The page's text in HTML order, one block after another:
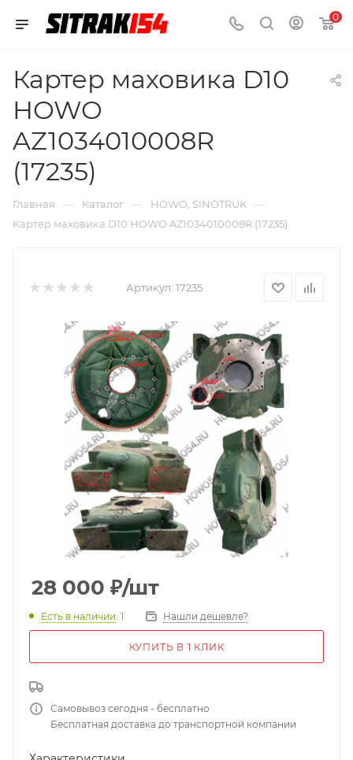
0
Картер маховика D10
HOWO
AZ1034010008R
(17235)
Главная — Каталог — HOWO, SINOTRUK —
Картер маховика D10 HOWO AZ1034010008R (17235)
Артикул: 17235
28 000 ₽/шт
Есть в наличии: 1 Нашли дешевле?
КУПИТЬ В 1 КЛИК
Самовывоз сегодня - бесплатно
Бесплатная доставка до транспортной компании